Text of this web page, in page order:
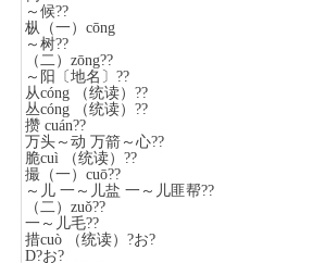
～候??
枞（一）cōng
～树??
（二）zōng??
～阳〔地名〕??
从cóng （统读）??
丛cóng （统读）??
攒 cuán??
万头～动 万箭～心??
脆cuì （统读）??
撮（一）cuō??
～儿 一～儿盐 一～儿匪帮??
（二）zuǒ??
一～儿毛??
措cuò （统读）?お?
D?お?